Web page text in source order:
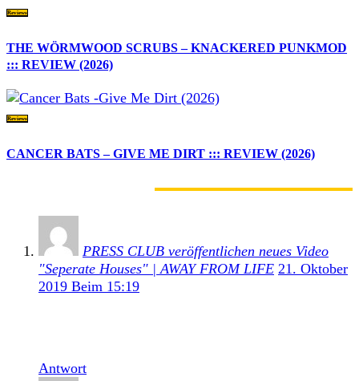
Reviews
THE WÖRMWOOD SCRUBS – KNACKERED PUNKMOD
::: REVIEW (2026)
Reviews
CANCER BATS – GIVE ME DIRT ::: REVIEW (2026)
PRESS CLUB veröffentlichen neues Video
"Seperate Houses" | AWAY FROM LIFE 21. Oktober
2019 Beim 15:19
Antwort